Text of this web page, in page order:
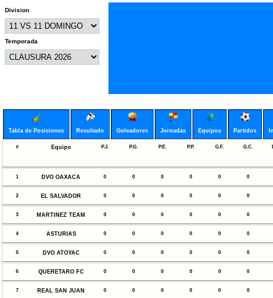
Division
Temporada
Tabla de Posiciones Resultado Goleadores Jornadas Equipos Partidos
# Equipo P.J. P.G. P.E. P.P. G.F. G.C.
1 DVO OAXACA 0 0 0 0 0 0
2 EL SALVADOR 0 0 0 0 0 0
3 MARTINEZ TEAM 0 0 0 0 0 0
4 ASTURIAS 0 0 0 0 0 0
5 DVO ATOYAC 0 0 0 0 0 0
6 QUERETARO FC 0 0 0 0 0 0
7 REAL SAN JUAN 0 0 0 0 0 0